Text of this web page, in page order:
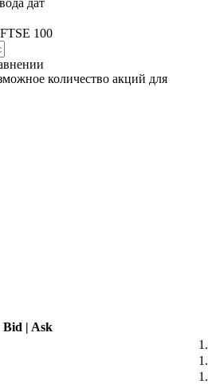
100
количество акций для
Bid | Ask